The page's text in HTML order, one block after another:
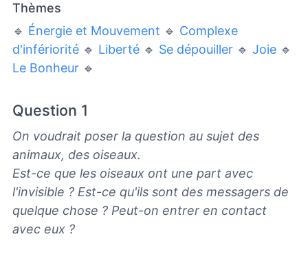
Thèmes
🔹 Énergie et Mouvement 🔹 Complexe
d'infériorité 🔹 Liberté 🔹 Se dépouiller 🔹 Joie 🔹
Le Bonheur 🔹
Question 1
On voudrait poser la question au sujet des
animaux, des oiseaux.
Est-ce que les oiseaux ont une part avec
l'invisible ? Est-ce qu'ils sont des messagers de
quelque chose ? Peut-on entrer en contact
avec eux ?